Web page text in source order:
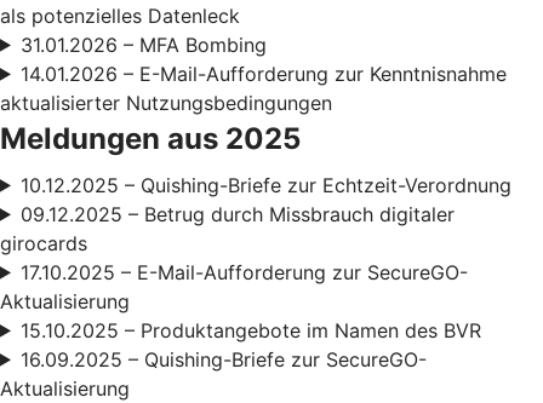
als potenzielles Datenleck
31.01.2026 – MFA Bombing
14.01.2026 – E-Mail-Aufforderung zur Kenntnisnahme
aktualisierter Nutzungsbedingungen
Meldungen aus 2025
10.12.2025 – Quishing-Briefe zur Echtzeit-Verordnung
09.12.2025 – Betrug durch Missbrauch digitaler
girocards
17.10.2025 – E-Mail-Aufforderung zur SecureGO-
Aktualisierung
15.10.2025 – Produktangebote im Namen des BVR
16.09.2025 – Quishing-Briefe zur SecureGO-
Aktualisierung